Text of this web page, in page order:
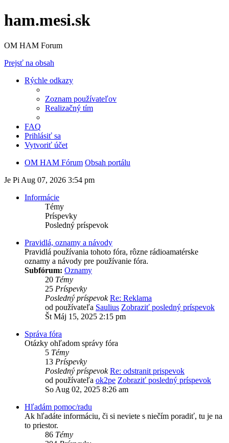
ham.mesi.sk
OM HAM Forum
Prejsť na obsah
Rýchle odkazy
Zoznam používateľov
Realizačný tím
FAQ
Prihlásiť sa
Vytvoriť účet
OM HAM Fórum Obsah portálu
Je Pi Aug 07, 2026 3:54 pm
Informácie
Témy
Príspevky
Posledný príspevok
Pravidlá, oznamy a návody
Pravidlá používania tohoto fóra, rôzne rádioamatérske
oznamy a návody pre používanie fóra.
Subfórum: Oznamy
20 Témy
25 Príspevky
Posledný príspevok Re: Reklama
od používateľa Saulius Zobraziť posledný príspevok
Št Máj 15, 2025 2:15 pm
Správa fóra
Otázky ohľadom správy fóra
5 Témy
13 Príspevky
Posledný príspevok Re: odstranit prispevok
od používateľa ok2pe Zobraziť posledný príspevok
So Aug 02, 2025 8:26 am
Hľadám pomoc/radu
Ak hľadáte informáciu, či si neviete s niečím poradiť, tu je na
to priestor.
86 Témy